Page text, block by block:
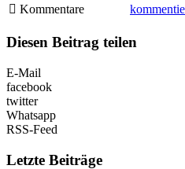
Kommentare
Diesen Beitrag teilen
E-Mail
facebook
twitter
Whatsapp
RSS-Feed
Letzte Beiträge